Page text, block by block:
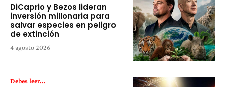
DiCaprio y Bezos lideran
inversión millonaria para
salvar especies en peligro
de extinción
4 agosto 2026
Debes leer...